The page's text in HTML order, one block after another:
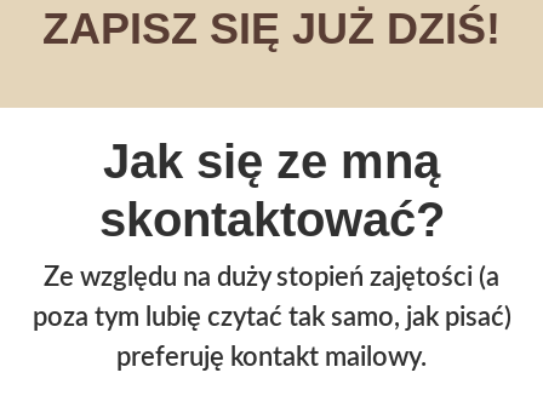
ZAPISZ SIĘ JUŻ DZIŚ!
Jak się ze mną
skontaktować?
Ze względu na duży stopień zajętości (a
poza tym lubię czytać tak samo, jak pisać)
preferuję kontakt mailowy.